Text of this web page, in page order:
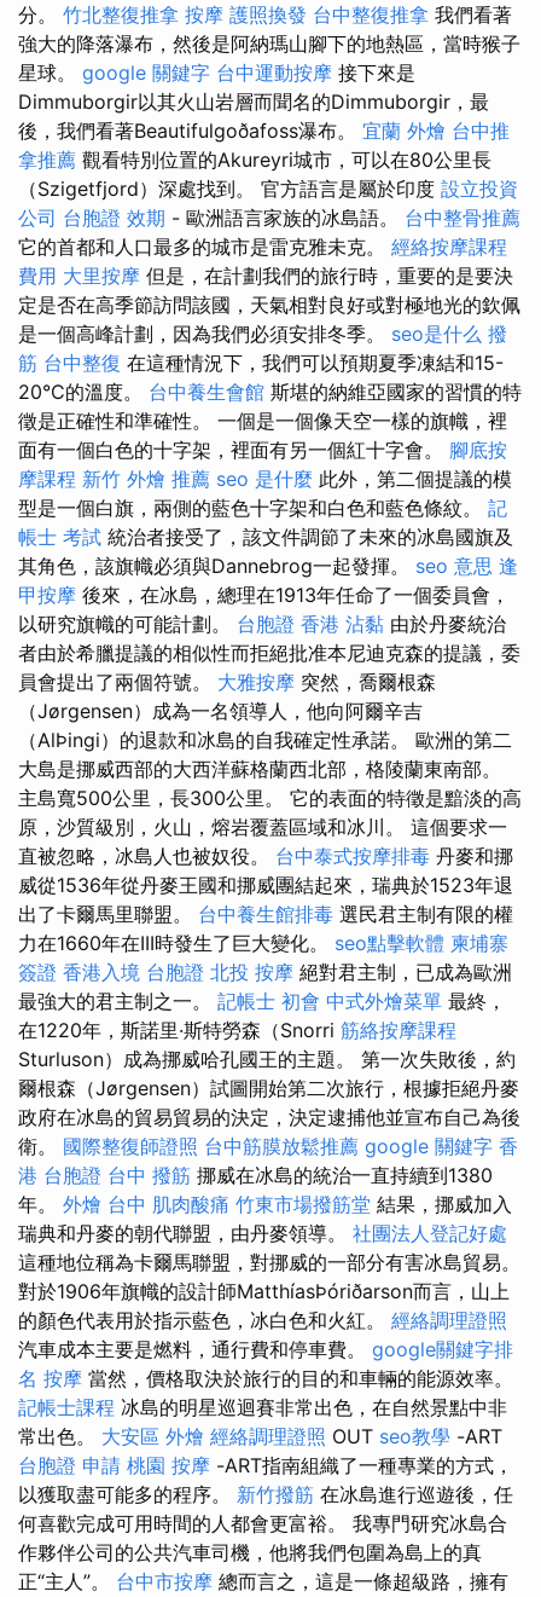
分。 竹北整復推拿 按摩 護照換發 台中整復推拿 我們看著
強大的降落瀑布，然後是阿納瑪山腳下的地熱區，當時猴子
星球。 google 關鍵字 台中運動按摩 接下來是
Dimmuborgir以其火山岩層而聞名的Dimmuborgir，最
後，我們看著Beautifulgoðafoss瀑布。 宜蘭 外燴 台中推
拿推薦 觀看特別位置的Akureyri城市，可以在80公里長
（Szigetfjord）深處找到。 官方語言是屬於印度 設立投資
公司 台胞證 效期 - 歐洲語言家族的冰島語。 台中整骨推薦
它的首都和人口最多的城市是雷克雅未克。 經絡按摩課程
費用 大里按摩 但是，在計劃我們的旅行時，重要的是要決
定是否在高季節訪問該國，天氣相對良好或對極地光的欽佩
是一個高峰計劃，因為我們必須安排冬季。 seo是什么 撥
筋 台中整復 在這種情況下，我們可以預期夏季凍結和15-
20°C的溫度。 台中養生會館 斯堪的納維亞國家的習慣的特
徵是正確性和準確性。 一個是一個像天空一樣的旗幟，裡
面有一個白色的十字架，裡面有另一個紅十字會。 腳底按
摩課程 新竹 外燴 推薦 seo 是什麼 此外，第二個提議的模
型是一個白旗，兩側的藍色十字架和白色和藍色條紋。 記
帳士 考試 統治者接受了，該文件調節了未來的冰島國旗及
其角色，該旗幟必須與Dannebrog一起發揮。 seo 意思 逢
甲按摩 後來，在冰島，總理在1913年任命了一個委員會，
以研究旗幟的可能計劃。 台胞證 香港 沾黏 由於丹麥統治
者由於希臘提議的相似性而拒絕批准本尼迪克森的提議，委
員會提出了兩個符號。 大雅按摩 突然，喬爾根森
（Jørgensen）成為一名領導人，他向阿爾辛吉
（AlÞingi）的退款和冰島的自我確定性承諾。 歐洲的第二
大島是挪威西部的大西洋蘇格蘭西北部，格陵蘭東南部。
主島寬500公里，長300公里。 它的表面的特徵是黯淡的高
原，沙質級別，火山，熔岩覆蓋區域和冰川。 這個要求一
直被忽略，冰島人也被奴役。 台中泰式按摩排毒 丹麥和挪
威從1536年從丹麥王國和挪威團結起來，瑞典於1523年退
出了卡爾馬里聯盟。 台中養生館排毒 選民君主制有限的權
力在1660年在III時發生了巨大變化。 seo點擊軟體 柬埔寨
簽證 香港入境 台胞證 北投 按摩 絕對君主制，已成為歐洲
最強大的君主制之一。 記帳士 初會 中式外燴菜單 最終，
在1220年，斯諾里·斯特勞森（Snorri 筋絡按摩課程
Sturluson）成為挪威哈孔國王的主題。 第一次失敗後，約
爾根森（Jørgensen）試圖開始第二次旅行，根據拒絕丹麥
政府在冰島的貿易貿易的決定，決定逮捕他並宣布自己為後
衛。 國際整復師證照 台中筋膜放鬆推薦 google 關鍵字 香
港 台胞證 台中 撥筋 挪威在冰島的統治一直持續到1380
年。 外燴 台中 肌肉酸痛 竹東市場撥筋堂 結果，挪威加入
瑞典和丹麥的朝代聯盟，由丹麥領導。 社團法人登記好處
這種地位稱為卡爾馬聯盟，對挪威的一部分有害冰島貿易。
對於1906年旗幟的設計師MatthíasÞóriðarson而言，山上
的顏色代表用於指示藍色，冰白色和火紅。 經絡調理證照
汽車成本主要是燃料，通行費和停車費。 google關鍵字排
名 按摩 當然，價格取決於旅行的目的和車輛的能源效率。
記帳士課程 冰島的明星巡迴賽非常出色，在自然景點中非
常出色。 大安區 外燴 經絡調理證照 OUT seo教學 -ART
台胞證 申請 桃園 按摩 -ART指南組織了一種專業的方式，
以獲取盡可能多的程序。 新竹撥筋 在冰島進行巡遊後，任
何喜歡完成可用時間的人都會更富裕。 我專門研究冰島合
作夥伴公司的公共汽車司機，他將我們包圍為島上的真
正“主人”。 台中市按摩 總而言之，這是一條超級路，擁有